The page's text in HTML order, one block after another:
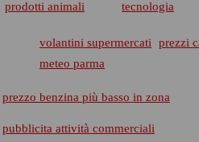
prodotti animali
tecnologia
volantini supermercati prezzi
meteo parma
prezzo benzina più basso in zona
pubblicita attività commerciali